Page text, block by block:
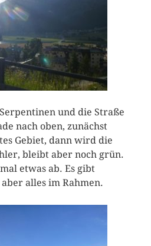
und die Straße
nach oben, zunächst
Gebiet, dann wird die
bleibt aber noch grün.
etwas ab. Es gibt
alles im Rahmen.